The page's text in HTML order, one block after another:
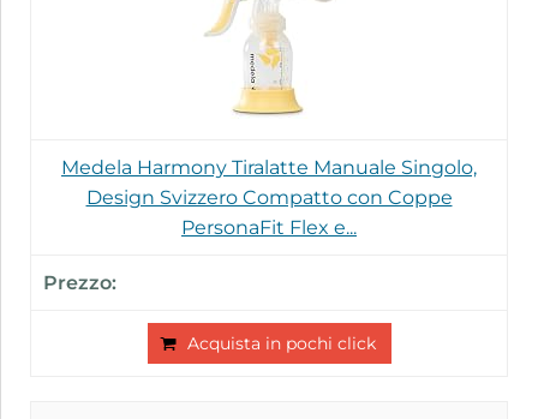
Medela Harmony Tiralatte Manuale Singolo,
Design Svizzero Compatto con Coppe
PersonaFit Flex e...
Acquista in pochi click